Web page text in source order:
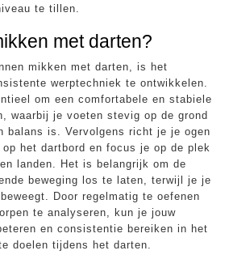
te tillen.
met darten?
mikken met darten, is het
werptechniek te ontwikkelen.
om een comfortabele en stabiele
waarbij je voeten stevig op de grond
balans is. Vervolgens richt je je ogen
het dartbord en focus je op de plek
landen. Het is belangrijk om de
beweging los te laten, terwijl je je
Door regelmatig te oefenen
te analyseren, kun je jouw
en consistentie bereiken in het
doelen tijdens het darten.